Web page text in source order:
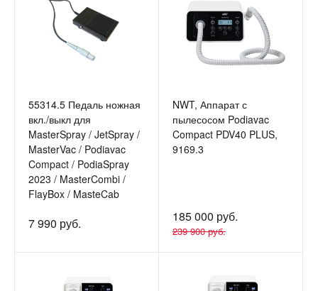
55314.5 Педаль ножная
вкл./выкл для
MasterSpray / JetSpray /
MasterVac / Podiavac
Compact / PodiaSpray
2023 / MasterCombi /
FlayBox / MasteCab
7 990 руб.
NWT, Аппарат с
пылесосом Podiavac
Compact PDV40 PLUS,
9169.3
185 000 руб.
239 900 руб.